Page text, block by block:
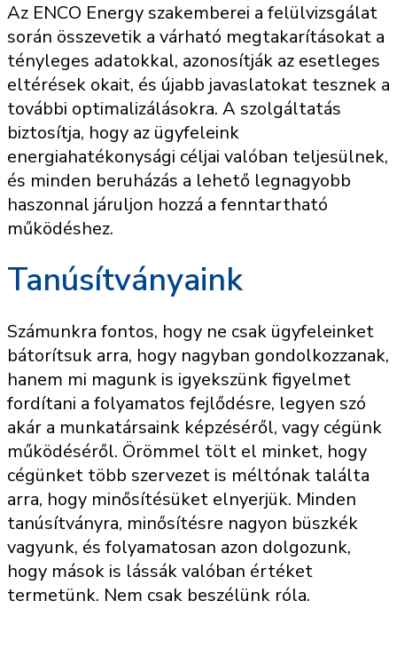
Az ENCO Energy szakemberei a felülvizsgálat
során összevetik a várható megtakarításokat a
tényleges adatokkal, azonosítják az esetleges
eltérések okait, és újabb javaslatokat tesznek a
további optimalizálásokra. A szolgáltatás
biztosítja, hogy az ügyfeleink
energiahatékonysági céljai valóban teljesülnek,
és minden beruházás a lehető legnagyobb
haszonnal járuljon hozzá a fenntartható
működéshez.
Tanúsítványaink
Számunkra fontos, hogy ne csak ügyfeleinket
bátorítsuk arra, hogy nagyban gondolkozzanak,
hanem mi magunk is igyekszünk figyelmet
fordítani a folyamatos fejlődésre, legyen szó
akár a munkatársaink képzéséről, vagy cégünk
működéséről. Örömmel tölt el minket, hogy
cégünket több szervezet is méltónak találta
arra, hogy minősítésüket elnyerjük. Minden
tanúsítványra, minősítésre nagyon büszkék
vagyunk, és folyamatosan azon dolgozunk,
hogy mások is lássák valóban értéket
termetünk. Nem csak beszélünk róla.